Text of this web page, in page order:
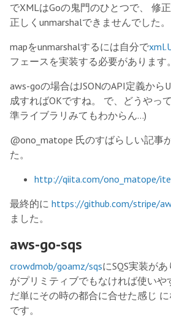
でXMLはGoの鬼門のひとつで、 修
正しくunmarshalできませんでした。
mapをunmarshalするには自分で
フェースを実装する必要があります。
aws-goの場合はJSONのAPI定義から
成すればOKですね。 で、どうやっ
準ライブラリみてもわからん…)
@ono_matope 氏のすばらしい記事
た。
http://qiita.com/ono_matope/
最終的に https://github.com/stripe/
ました。
aws-go-sqs
crowdmob/goamz/sqsにSQS実装が
がプリミティブでもなければ使いや
だ単にその時の都合に合せた感じ
です。